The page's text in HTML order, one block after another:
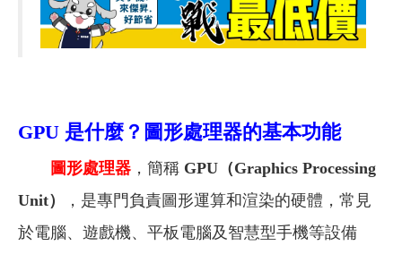
GPU 是什麼？圖形處理器的基本功能
圖形處理器 ，簡稱 GPU（Graphics Processing
Unit）
，是專門負責圖形運算和渲染的硬體，常見
於電腦、遊戲機、平板電腦及智慧型手機等設備